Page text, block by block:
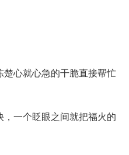
心就心急的干脆直接帮忙
一个眨眼之间就把福火的